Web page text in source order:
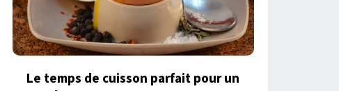
Le temps de cuisson parfait pour un